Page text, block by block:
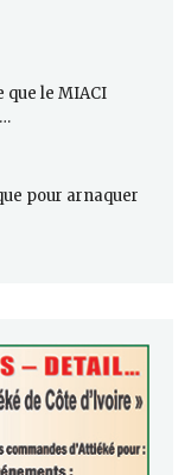
que le MIACI
pour arnaquer